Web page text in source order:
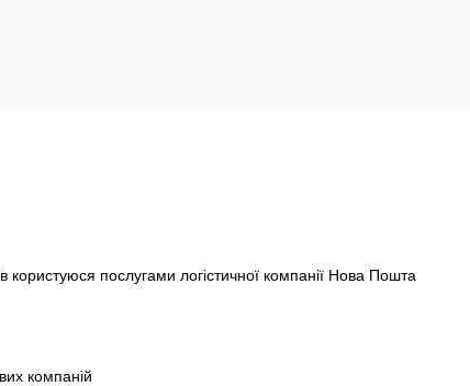
користуюся послугами логістичної компанії Нова Пошта
компаній